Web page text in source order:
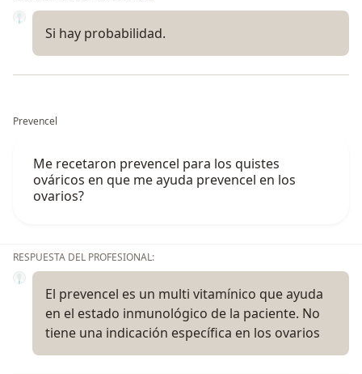
Si hay probabilidad.
Prevencel
Me recetaron prevencel para los quistes
ováricos en que me ayuda prevencel en los
ovarios?
RESPUESTA DEL PROFESIONAL:
El prevencel es un multi vitamínico que ayuda
en el estado inmunológico de la paciente. No
tiene una indicación específica en los ovarios